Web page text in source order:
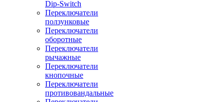
Dip-Switch
Переключатели
ползунковые
Переключатели
оборотные
Переключатели
рычажные
Переключатели
кнопочные
Переключатели
противовандальные